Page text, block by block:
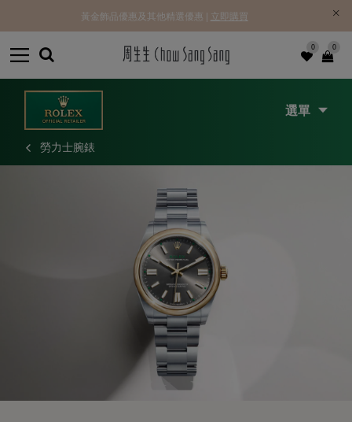
0 0
黃金飾品優惠及其他精選優惠 | 立即購買
選單
勞力士腕錶